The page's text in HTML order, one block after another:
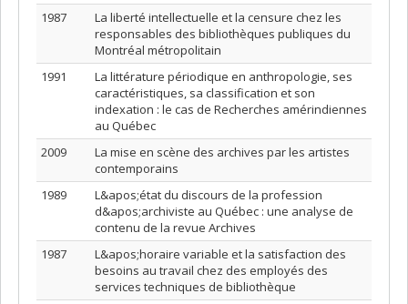
1987
La liberté intellectuelle et la censure chez les
responsables des bibliothèques publiques du
Montréal métropolitain
1991
La littérature périodique en anthropologie, ses
caractéristiques, sa classification et son
indexation : le cas de Recherches amérindiennes
au Québec
2009
La mise en scène des archives par les artistes
contemporains
1989
L&apos;état du discours de la profession
d&apos;archiviste au Québec : une analyse de
contenu de la revue Archives
1987
L&apos;horaire variable et la satisfaction des
besoins au travail chez des employés des
services techniques de bibliothèque